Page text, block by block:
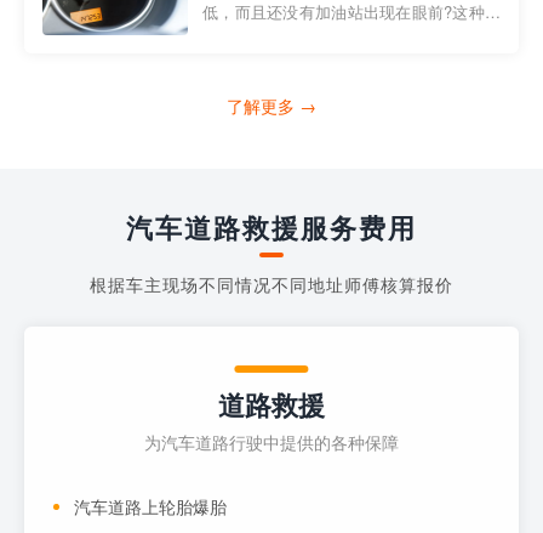
低，而且还没有加油站出现在眼前?这种情
打4006363122请求送油人员来帮助你。
了解更多 →
汽车道路救援服务费用
根据车主现场不同情况不同地址师傅核算报价
道路救援
为汽车道路行驶中提供的各种保障
汽车道路上轮胎爆胎